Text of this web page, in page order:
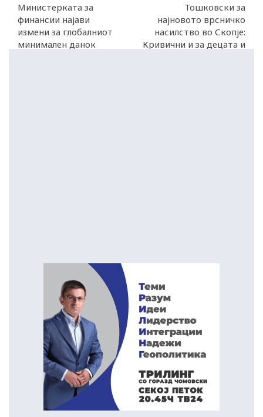
Министерката за
финансии најави
измени за глобалниот
минимален данок
Тошковски за
најновото врсничко
насилство во Скопје:
Кривични и за децата и